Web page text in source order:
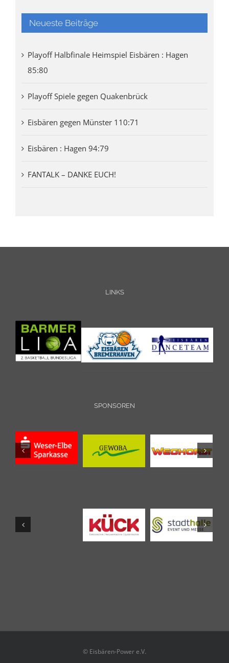
Neueste Beiträge
Playoff Halbfinale Heimspiel Eisbären : Hagen
85:80
Playoff Spiele gegen Quakenbrück
Eisbären gegen Münster 110:71
Eisbären : Hagen 94:79
FANTALK – DANKE EUCH!
LINKS
SPONSOREN
© Eisbären-Power e.V.